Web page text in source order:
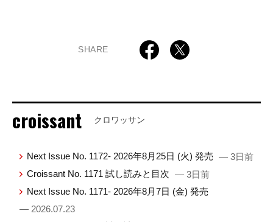
SHARE
croissant クロワッサン
Next Issue No. 1172- 2026年8月25日 (火) 発売 — 3日前
Croissant No. 1171 試し読みと目次 — 3日前
Next Issue No. 1171- 2026年8月7日 (金) 発売
— 2026.07.23